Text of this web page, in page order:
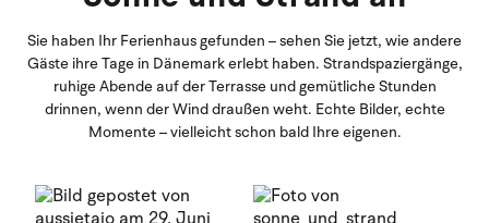
Sie haben Ihr Ferienhaus gefunden – sehen Sie jetzt, wie andere
Gäste ihre Tage in Dänemark erlebt haben. Strandspaziergänge,
ruhige Abende auf der Terrasse und gemütliche Stunden
drinnen, wenn der Wind draußen weht. Echte Bilder, echte
Momente – vielleicht schon bald Ihre eigenen.